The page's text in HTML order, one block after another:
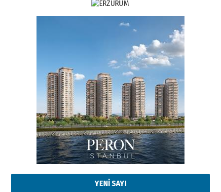
YENİ SAYI
Esat BİNDESEN
Başkan Sekmen’den Erzurum’a
bir vizyon proje daha!
02 Ağustos 2026 Pazar
Kadir SABUNCUOĞLU
Erzurumspor’un köşe taşları
29 Haziran 2026 Pazartesi
Kenan GÜLERCİ